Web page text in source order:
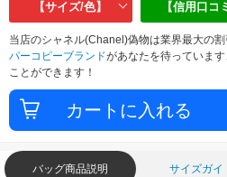
【サイズ/色】 【信用口コ
当店のシャネル(Chanel)偽物は業界最大の
パーコピーブランドがあなたを待っていま
ことができます！
バッグ商品説明 サイズガイ